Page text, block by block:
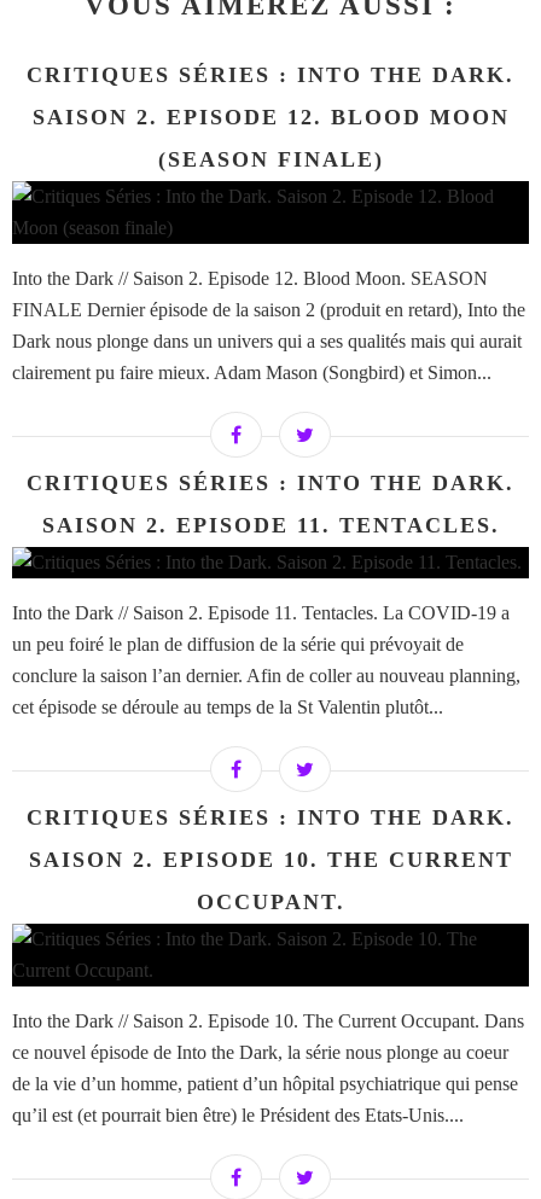
CRITIQUES SÉRIES : INTO THE DARK.
SAISON 2. EPISODE 12. BLOOD MOON
(SEASON FINALE)
Into the Dark // Saison 2. Episode 12. Blood Moon. SEASON
FINALE Dernier épisode de la saison 2 (produit en retard), Into the
Dark nous plonge dans un univers qui a ses qualités mais qui aurait
clairement pu faire mieux. Adam Mason (Songbird) et Simon...
CRITIQUES SÉRIES : INTO THE DARK.
SAISON 2. EPISODE 11. TENTACLES.
Into the Dark // Saison 2. Episode 11. Tentacles. La COVID-19 a
un peu foiré le plan de diffusion de la série qui prévoyait de
conclure la saison l’an dernier. Afin de coller au nouveau planning,
cet épisode se déroule au temps de la St Valentin plutôt...
CRITIQUES SÉRIES : INTO THE DARK.
SAISON 2. EPISODE 10. THE CURRENT
OCCUPANT.
Into the Dark // Saison 2. Episode 10. The Current Occupant. Dans
ce nouvel épisode de Into the Dark, la série nous plonge au coeur
de la vie d’un homme, patient d’un hôpital psychiatrique qui pense
qu’il est (et pourrait bien être) le Président des Etats-Unis....